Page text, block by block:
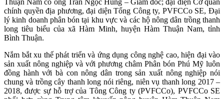
Thuận Nam có ông Trần Ngọc Hùng – Giám đốc; đại diện Cơ quan
chính quyền địa phương, đại diện Tổng Công ty, PVFCCo SE, Đại
lý kinh doanh phân bón tại khu vực và các hộ nông dân trồng thanh
long tiêu biểu của xã Hàm Minh, huyện Hàm Thuận Nam, tỉnh
Bình Thuận.
Nắm bắt xu thế phát triển và ứng dụng công nghệ cao, hiện đại vào
sản xuất nông nghiệp và với phương châm Phân bón Phú Mỹ luôn
đồng hành với bà con nông dân trong sản xuất nông nghiệp nói
chung và trồng cây thanh long nói riêng, niên vụ thanh long 2017 –
2018, được sự hỗ trợ của Tông Công ty (PVFCCo), PVFCCo SE